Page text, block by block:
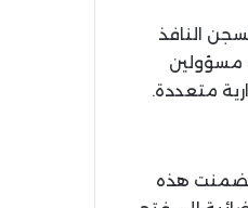
النافذ
مسؤولين
متعددة.
بحوالي 611 مليون درهم. تضمنت هذه